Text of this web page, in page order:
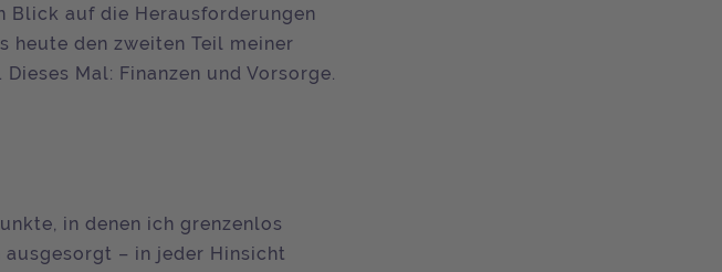
auf die Herausforderungen
heute den zweiten Teil meiner
Mal: Finanzen und Vorsorge.
in denen ich grenzenlos
– in jeder Hinsicht